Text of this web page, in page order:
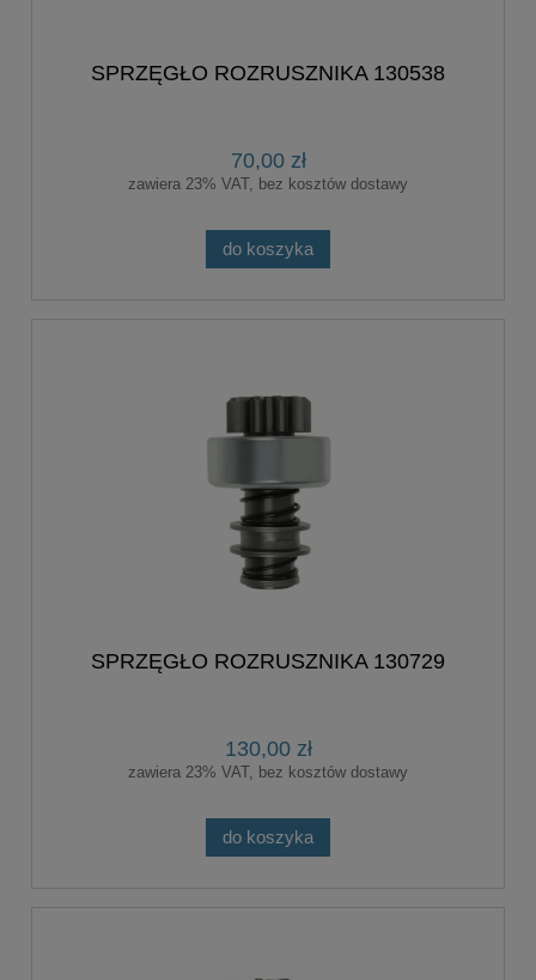
SPRZĘGŁO ROZRUSZNIKA 130538
70,00 zł
zawiera 23% VAT, bez kosztów dostawy
do koszyka
SPRZĘGŁO ROZRUSZNIKA 130729
130,00 zł
zawiera 23% VAT, bez kosztów dostawy
do koszyka